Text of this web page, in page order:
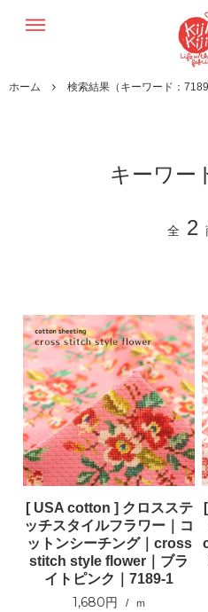
ホーム 検索結果（キーワード：7189
キーワー
全 2
[ USA cotton ] クロスステ
ッチスタイルフラワー｜コ
ットンシーチング｜cross
stitch style flower｜ブラ
イトピンク｜7189-1
1,680円 ｍ